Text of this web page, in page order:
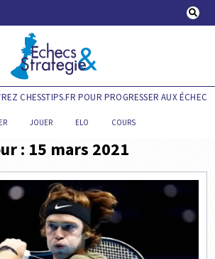
CHESSTIPS.FR POUR PROGRESSER AUX ÉCHECS !
JOUER ELO COURS
: 15 mars 2021